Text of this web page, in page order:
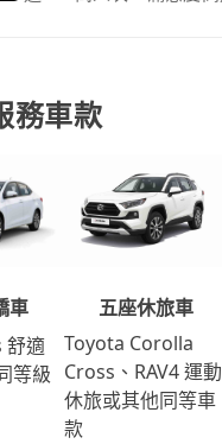
務車款
車
舒適
等級
五座休旅車
Toyota Corolla
Cross、RAV4 運動
休旅或其他同等車
款